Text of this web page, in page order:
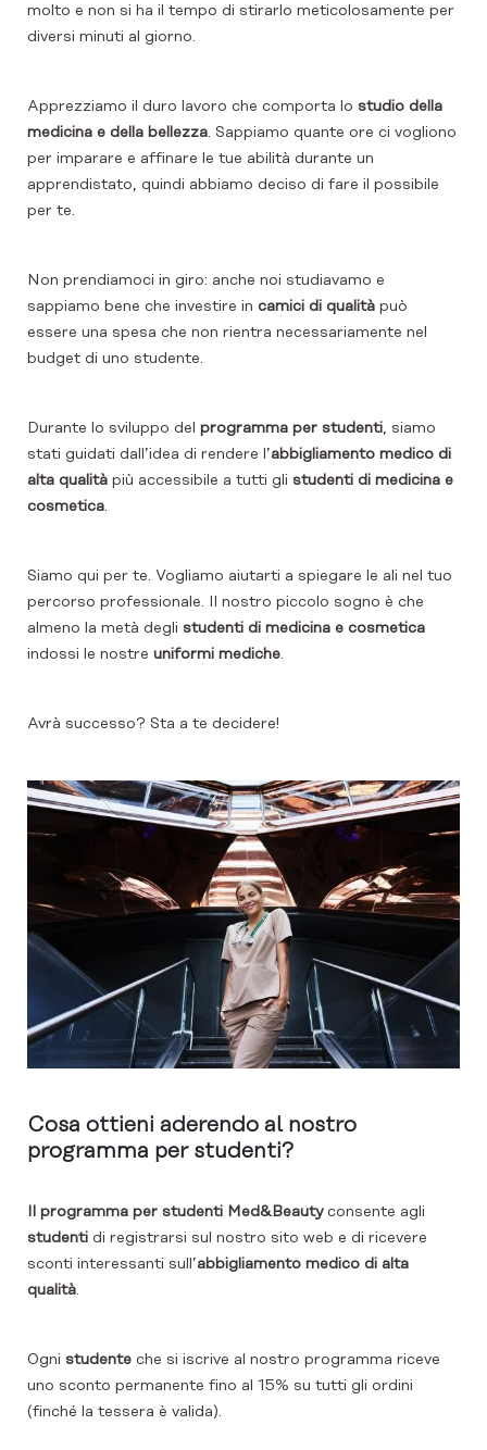
molto e non si ha il tempo di stirarlo meticolosamente per
diversi minuti al giorno.
Apprezziamo il duro lavoro che comporta lo studio della
medicina e della bellezza. Sappiamo quante ore ci vogliono
per imparare e affinare le tue abilità durante un
apprendistato, quindi abbiamo deciso di fare il possibile
per te.
Non prendiamoci in giro: anche noi studiavamo e
sappiamo bene che investire in camici di qualità può
essere una spesa che non rientra necessariamente nel
budget di uno studente.
Durante lo sviluppo del programma per studenti, siamo
stati guidati dall’idea di rendere l’abbigliamento medico di
alta qualità più accessibile a tutti gli studenti di medicina e
cosmetica.
Siamo qui per te. Vogliamo aiutarti a spiegare le ali nel tuo
percorso professionale. Il nostro piccolo sogno è che
almeno la metà degli studenti di medicina e cosmetica
indossi le nostre uniformi mediche.
Avrà successo? Sta a te decidere!
Cosa ottieni aderendo al nostro
programma per studenti?
Il programma per studenti Med&Beautyconsente agli
studenti di registrarsi sul nostro sito web e di ricevere
sconti interessanti sull’abbigliamento medico di alta
qualità.
Ogni studente che si iscrive al nostro programma riceve
uno sconto permanente fino al 15% su tutti gli ordini
(finché la tessera è valida).